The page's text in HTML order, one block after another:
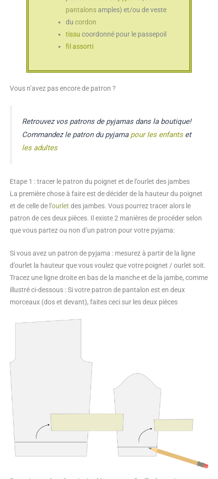
pantalons amples) et/ou de veste
ducordon
tissu coordonné pour le passepoil
fil assorti
Vous n’avez pas encore de patron ?
Retrouvez vos patrons de pyjamas dans la boutique!
Commandez le patron du pyjama pour les enfantset
les adultes
Etape 1 : tracer le patron du poignet et de l’ourlet des jambes
La première chose à faire est de décider de la hauteur du poignet
et de celle de l’ourlet des jambes. Vous pourrez tracer alors le
patron de ces deux pièces. Il existe 2 manières de procéder selon
que vous partez ou non d’un patron pour votre pyjama:
Si vous avez un patron de pyjama : mesurez à partir de la ligne
d’ourlet la hauteur que vous voulez que votre poignet / ourlet soit.
Tracez une ligne droite en bas de la manche et de la jambe, comme
illustré ci-dessous : Si votre patron de pantalon est en deux
morceaux (dos et devant), faites ceci sur les deux pièces